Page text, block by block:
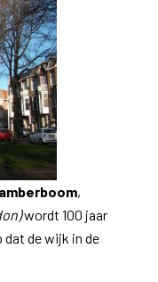
amberboom,
wordt 100 jaar
de wijk in de